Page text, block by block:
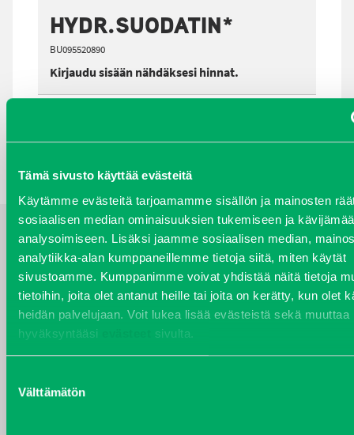
Tämä sivusto käyttää evästeitä
Käytämme evästeitä tarjoamamme sisällön ja mainosten
sosiaalisen median ominaisuuksien tukemiseen ja
analysoimiseen. Lisäksi jaamme sosiaalisen median,
analytiikka-alan kumppaneillemme tietoja siitä, miten käytät
sivustoamme. Kumppanimme voivat yhdistää näitä tietoja
tietoihin, joita olet antanut heille tai joita on kerätty, kun olet
heidän palvelujaan. Voit lukea lisää evästeistä sekä muuttaa
hyväksyntääsi
sivulta.
valinta
Välttämätön
HYDR.SUODATIN*
BU095520890
Kirjaudu sisään nähdäksesi hinnat.
YHTEYSTIEDOT
VARAOSAT
Varaosat